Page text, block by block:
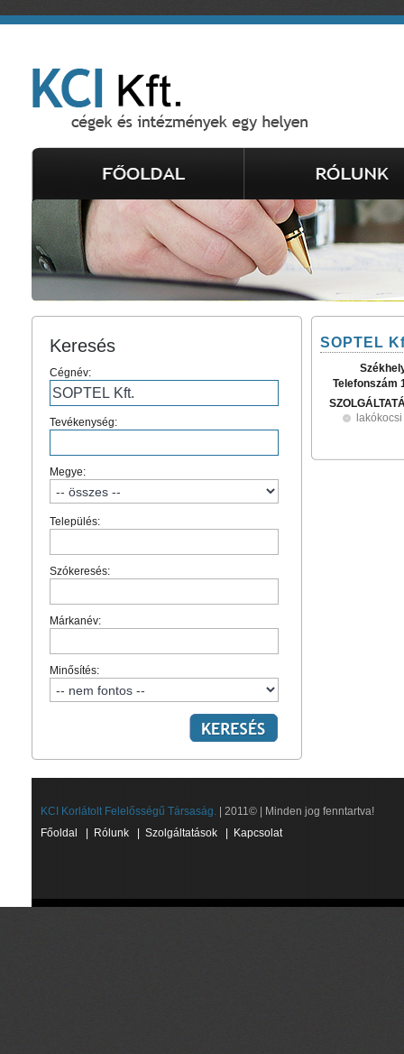
Keresés
Cégnév:
Tevékenység:
Megye:
Település:
Szókeresés:
Márkanév:
Minősítés:
SOPTEL
Telefonszám
KCI Korlátolt Felelősségű Társaság. | 2011© | Minden jog fenntartva!
Főoldal
Rólunk Szolgáltatások Kapcsolat